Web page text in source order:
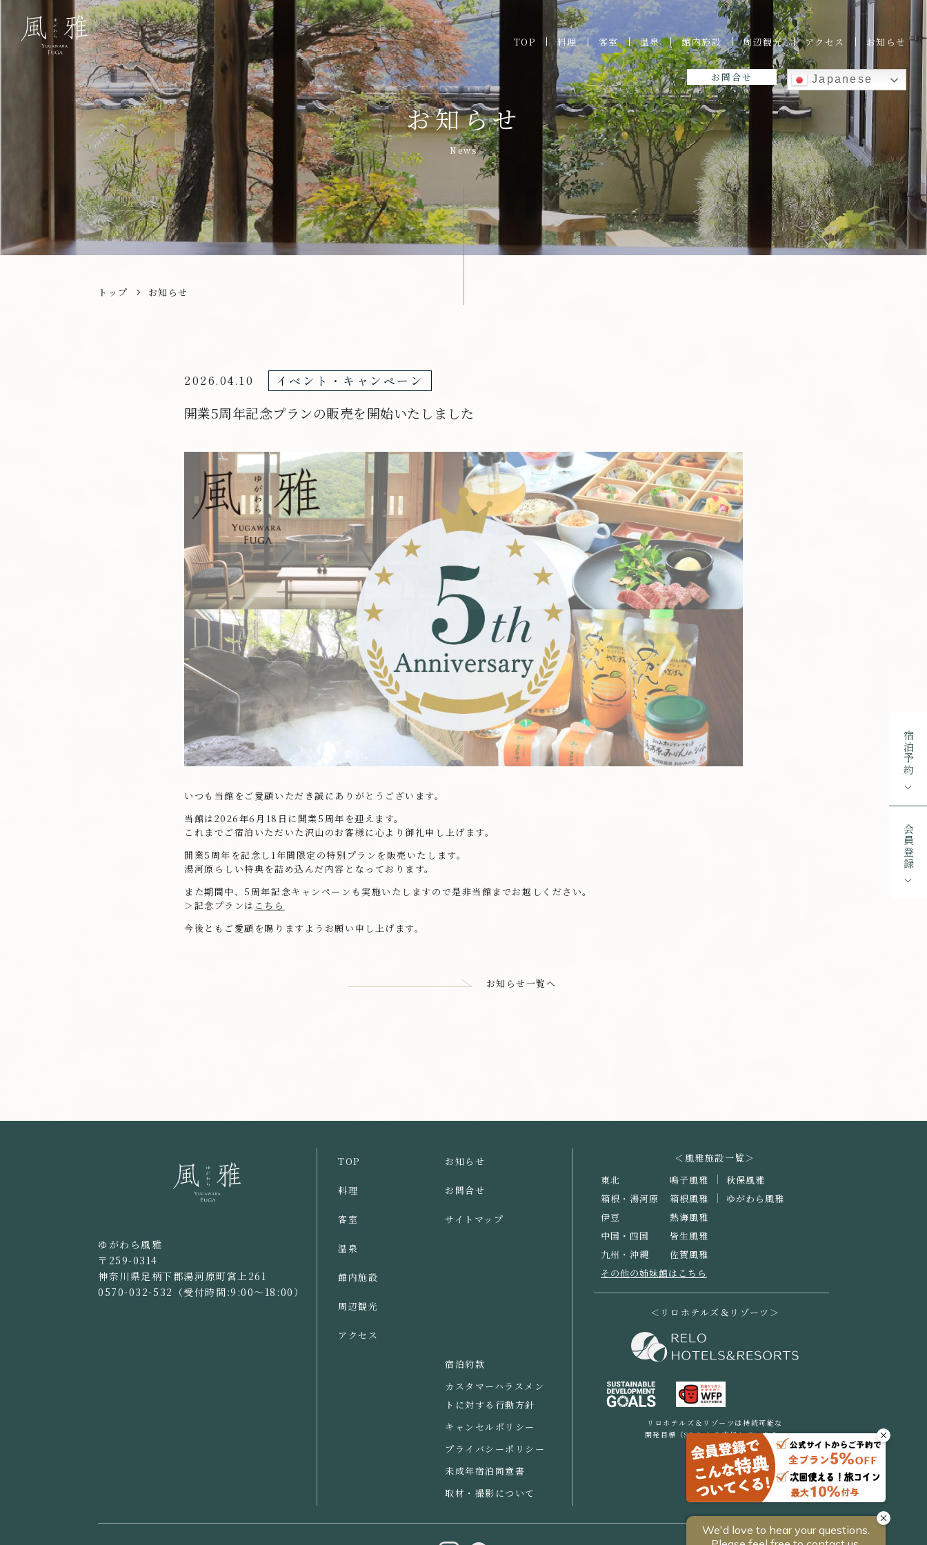
TOP 料理 客室 温泉 館内施設 周辺観光 アクセス お知らせ
お問合せ Japanese
宿泊予約
会員登録
お知らせ
News
トップ お知らせ
2026.04.10 イベント・キャンペーン
開業5周年記念プランの販売を開始いたしました
いつも当館をご愛顧いただき誠にありがとうございます。
当館は2026年6月18日に開業5周年を迎えます。
これまでご宿泊いただいた沢山のお客様に心より御礼申し上げます。
開業5周年を記念し1年間限定の特別プランを販売いたします。
湯河原らしい特典を詰め込んだ内容となっております。
また期間中、5周年記念キャンペーンも実施いたしますので是非当館までお越しください。
＞記念プランは こちら
今後ともご愛顧を賜りますようお願い申し上げます。
お知らせ一覧へ
ゆがわら風雅
〒259-0314
神奈川県足柄下郡湯河原町宮上261
0570-032-532 （受付時間:9:00～18:00）
TOP
料理
客室
温泉
館内施設
周辺観光
アクセス
お知らせ
お問合せ
サイトマップ
宿泊約款
カスタマーハラスメン
トに対する行動方針
キャンセルポリシー
プライバシーポリシー
未成年宿泊同意書
取材・撮影について
＜風雅施設一覧＞
東北
鳴子風雅
秋保風雅
箱根・湯河原
箱根風雅
ゆがわら風雅
伊豆
熱海風雅
中国・四国
皆生風雅
九州・沖縄
佐賀風雅
その他の姉妹館はこちら
＜リロホテルズ＆リゾーツ＞
リロホテルズ＆リゾーツは持続可能な
開発目標（SDGs）を支援しています。